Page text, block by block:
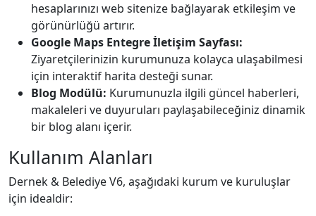
hesaplarınızı web sitenize bağlayarak etkileşim ve
görünürlüğü artırır.
Google Maps Entegre İletişim Sayfası:
Ziyaretçilerinizin kurumunuza kolayca ulaşabilmesi
için interaktif harita desteği sunar.
Blog Modülü: Kurumunuzla ilgili güncel haberleri,
makaleleri ve duyuruları paylaşabileceğiniz dinamik
bir blog alanı içerir.
Kullanım Alanları
Dernek & Belediye V6, aşağıdaki kurum ve kuruluşlar
için idealdir: